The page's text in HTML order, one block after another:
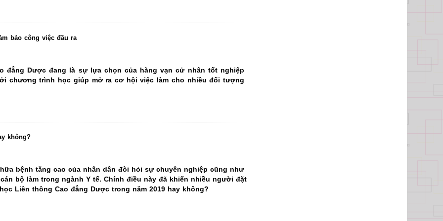
định là 30.000đ.
hợp thí sinh tốt nghiệp năm 2020).
đã tốt nghiệp từ năm 2019 về trước).
địa phương.
có ghi rõ: họ tên + địa chỉ + SĐT của thí sinh (hoặc người nhà) để Nhà trường
Cao đẳng Y Dược Pasteur tại
bảo công việc đầu ra
đẳng Dược đang là sự lựa chọn của hàng vạn cử nhân tốt nghiệp
chương trình học giúp mở ra cơ hội việc làm cho nhiều đối tượng
không?
bệnh tăng cao của nhân dân đòi hỏi sự chuyên nghiệp cũng như
bộ làm trong ngành Y tế. Chính điều này đã khiến nhiều người đặt
Liên thông Cao đẳng Dược trong năm 2019 hay không?